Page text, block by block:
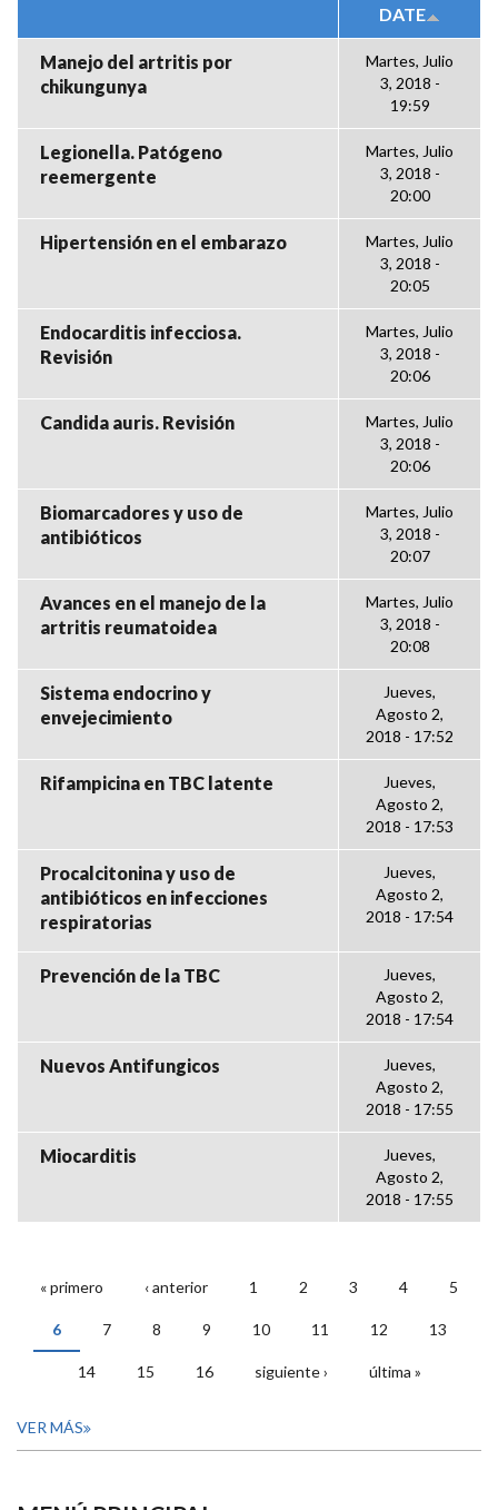
DATE
Manejo del artritis por
chikungunya
Martes, Julio
3, 2018 -
19:59
Legionella. Patógeno
reemergente
Martes, Julio
3, 2018 -
20:00
Hipertensión en el embarazo
Martes, Julio
3, 2018 -
20:05
Endocarditis infecciosa.
Revisión
Martes, Julio
3, 2018 -
20:06
Candida auris. Revisión
Martes, Julio
3, 2018 -
20:06
Biomarcadores y uso de
antibióticos
Martes, Julio
3, 2018 -
20:07
Avances en el manejo de la
artritis reumatoidea
Martes, Julio
3, 2018 -
20:08
Sistema endocrino y
envejecimiento
Jueves,
Agosto 2,
2018 - 17:52
Rifampicina en TBC latente
Jueves,
Agosto 2,
2018 - 17:53
Procalcitonina y uso de
antibióticos en infecciones
respiratorias
Jueves,
Agosto 2,
2018 - 17:54
Prevención de la TBC
Jueves,
Agosto 2,
2018 - 17:54
Nuevos Antifungicos
Jueves,
Agosto 2,
2018 - 17:55
Miocarditis
Jueves,
Agosto 2,
2018 - 17:55
PÁGINAS
« primero ‹ anterior 1 2 3 4 5
6 7 8 9 10 11 12 13
14 15 16 siguiente › última »
VER MÁS